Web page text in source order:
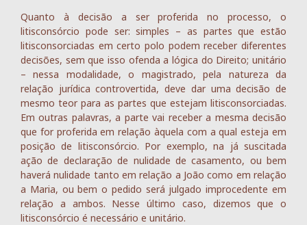
Quanto à decisão a ser proferida no processo, o
litisconsórcio pode ser: simples – as partes que estão
litisconsorciadas em certo polo podem receber diferentes
decisões, sem que isso ofenda a lógica do Direito; unitário
– nessa modalidade, o magistrado, pela natureza da
relação jurídica controvertida, deve dar uma decisão de
mesmo teor para as partes que estejam litisconsorciadas.
Em outras palavras, a parte vai receber a mesma decisão
que for proferida em relação àquela com a qual esteja em
posição de litisconsórcio. Por exemplo, na já suscitada
ação de declaração de nulidade de casamento, ou bem
haverá nulidade tanto em relação a João como em relação
a Maria, ou bem o pedido será julgado improcedente em
relação a ambos. Nesse último caso, dizemos que o
litisconsórcio é necessário e unitário.